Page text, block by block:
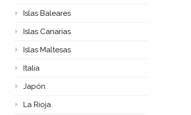
Islas Baleares
Islas Canarias
Islas Maltesas
Italia
Japón
La Rioja